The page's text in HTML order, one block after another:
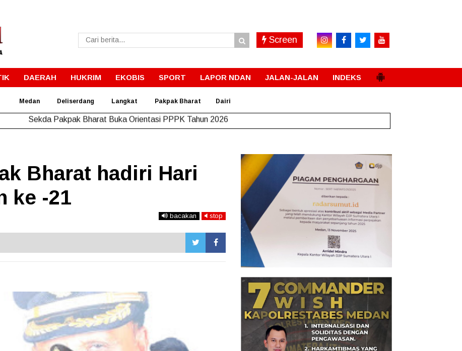
Screen
DAERAH HUKRIM EKOBIS SPORT LAPOR NDAN JALAN-JALAN INDEKS
Medan Deliserdang Langkat Pakpak Bharat Dairi
Sekda Pakpak Bharat Buka Orientasi PPPK Tahun 2026
Bharat hadiri Hari
ke -21
bacakan stop